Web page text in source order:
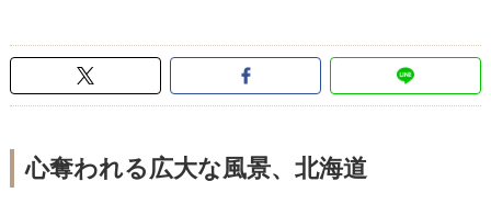
心奪われる広大な風景、北海道